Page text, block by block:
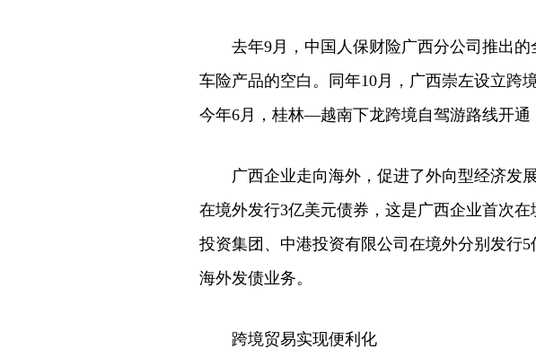
去年9月，中国人保财险广西分公司推出的
车险产品的空白。同年10月，广西崇左设立跨
今年6月，桂林—越南下龙跨境自驾游路线开通
广西企业走向海外，促进了外向型经济发展
在境外发行3亿美元债券，这是广西企业首次
投资集团、中港投资有限公司在境外分别发行
海外发债业务。
跨境贸易实现便利化